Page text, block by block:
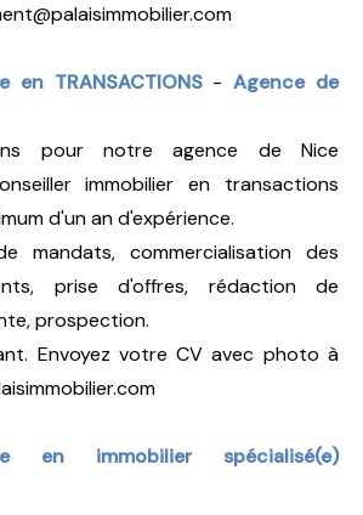
en TRANSACTIONS-Agence de
pour notre agence de Nice
immobilier en transactions
d'un an d'expérience.
mandats, commercialisation des
prise d'offres, rédaction de
prospection.
Envoyez votre CV avec photo à
en immobilier spécialisé(e)